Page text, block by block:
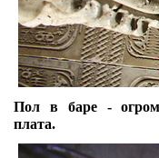
Пол в баре -
плата.